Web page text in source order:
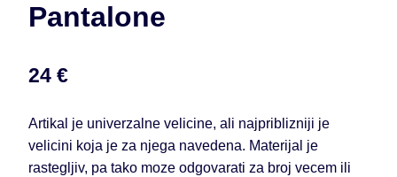
Pantalone
24 €
Artikal je univerzalne velicine, ali najpriblizniji je
velicini koja je za njega navedena. Materijal je
rastegljiv, pa tako moze odgovarati za broj vecem ili